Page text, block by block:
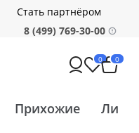
Стать партнёром
8 (499) 769-30-00
0 0
Прихожие